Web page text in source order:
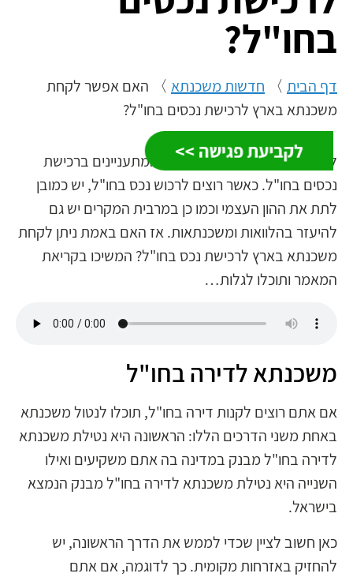
לקביעת פגישה >>
בחו"ל?
דף הבית〉חדשות משכנתא〉האם אפשר לקחת
משכנתא בארץ לרכישת נכסים בחו"ל?
לאחרונה, יש לא מעט משקיעים המתעניינים ברכישת
נכסים בחו"ל. כאשר רוצים לרכוש נכס בחו"ל, יש כמובן
לתת את ההון העצמי וכמו כן במרבית המקרים יש גם
להיעזר בהלוואות ומשכנתאות. אז האם באמת ניתן לקחת
משכנתא בארץ לרכישת נכס בחו"ל? המשיכו בקריאת
המאמר ותוכלו לגלות…
משכנתא לדירה בחו"ל
אם אתם רוצים לקנות דירה בחו"ל, תוכלו לנטול משכנתא
באחת משני הדרכים הללו: הראשונה היא נטילת משכנתא
לדירה בחו"ל מבנק במדינה בה אתם משקיעים ואילו
השנייה היא נטילת משכנתא לדירה בחו"ל מבנק הנמצא
בישראל.
כאן חשוב לציין שכדי לממש את הדרך הראשונה, יש
להחזיק באזרחות מקומית. כך לדוגמה, אם אתם